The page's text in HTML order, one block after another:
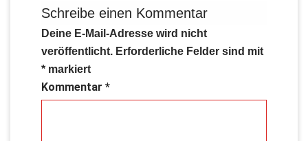
Schreibe einen Kommentar
Deine E-Mail-Adresse wird nicht
veröffentlicht. Erforderliche Felder sind mit
* markiert
Kommentar *